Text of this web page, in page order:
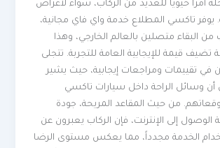
أمراً حيوياً للعديد من الركاب، سواء لأغراض
تاكسي المطلاع خدمة واي فاي مجانية،
البقاء متصلين بالعالم الخارجي، وهذا
تضيف قيمة للإيجابية العامة للتجربة. تتجلى
تقييمات ومراجعات إيجابية، حيث يشير
وسائل الراحة داخل سيارات تاكسي
من حيث المقاعد المريحة، جودة
إلى الإنترنت، فإن الركاب يعبرون عن
الخدمة مجدداً، مما يعكس مستوى الرضا